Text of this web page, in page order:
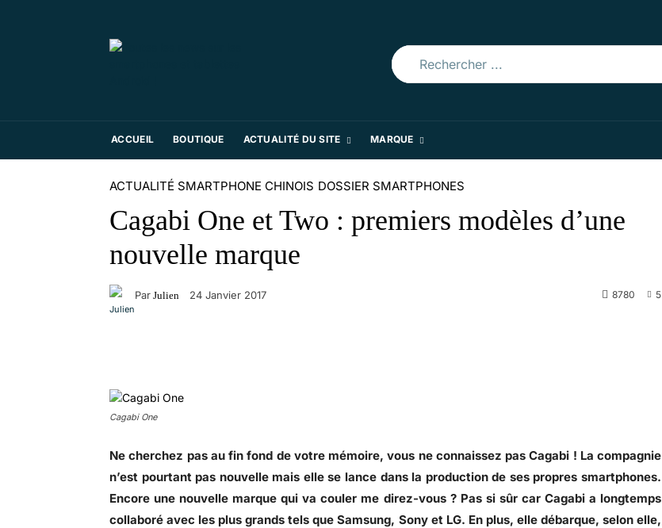
Rechercher ...
ACCUEIL BOUTIQUE ACTUALITÉ DU SITE MARQUE
ACTUALITÉ SMARTPHONE CHINOIS DOSSIER SMARTPHONES
Cagabi One et Two : premiers modèles d’une
nouvelle marque
Par Julien 24 Janvier 2017 5
8780
Cagabi One
Ne cherchez pas au fin fond de votre mémoire, vous ne connaissez pas Cagabi ! La compagnie
n’est pourtant pas nouvelle mais elle se lance dans la production de ses propres smartphones.
Encore une nouvelle marque qui va couler me direz-vous ? Pas si sûr car Cagabi a longtemps
collaboré avec les plus grands tels que Samsung, Sony et LG. En plus, elle débarque, selon elle,